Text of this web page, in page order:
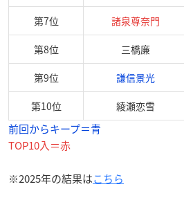
第7位 諸泉尊奈門
第8位 三橋廉
第9位 謙信景光
第10位 綾瀬恋雪
前回からキープ＝青
TOP10入＝赤
※2025年の結果はこちら